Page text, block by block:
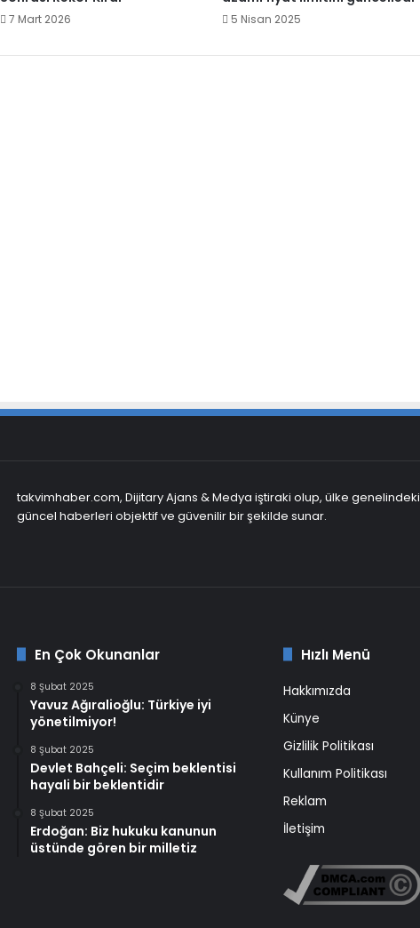
7 Mart 2026 5 Nisan 2025
takvimhaber.com, Dijitary Ajans & Medya iştiraki olup, ülke genelindeki
güncel haberleri objektif ve güvenilir bir şekilde sunar.
En Çok Okunanlar
8 Şubat 2025
Yavuz Ağıralioğlu: Türkiye iyi
yönetilmiyor!
8 Şubat 2025
Devlet Bahçeli: Seçim beklentisi
hayali bir beklentidir
8 Şubat 2025
Erdoğan: Biz hukuku kanunun
üstünde gören bir milletiz
Hızlı Menü
Hakkımızda
Künye
Gizlilik Politikası
Kullanım Politikası
Reklam
İletişim